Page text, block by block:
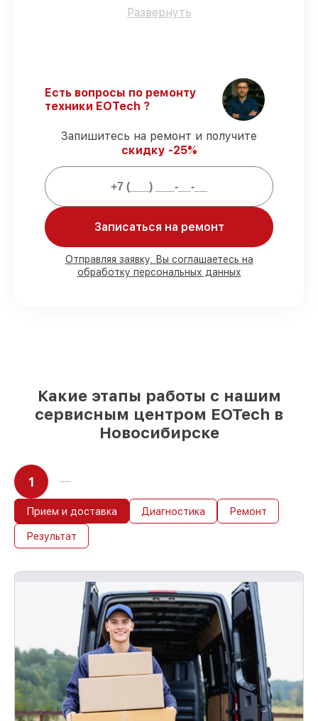
профессионализма.
Гарантийное сопровождение – все
работы и запчасти защищены сервисной
Мы гарантируем:
клиента
комплектующих EOTech имеются на
поступают оперативно
Подлинные запчасти EOTech и
Развернуть
Есть вопросы по ремонту
техники EOTech ?
Запишитесь на ремонт и получите
скидку -25%
Записаться на ремонт
Отправляя заявку, Вы соглашаетесь на
обработку персональных данных
Какие этапы работы с нашим
сервисным центром EOTech в
Новосибирске
1
Прием и доставка Диагностика Ремонт
Результат